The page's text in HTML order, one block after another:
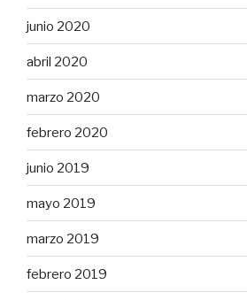
junio 2020
abril 2020
marzo 2020
febrero 2020
junio 2019
mayo 2019
marzo 2019
febrero 2019